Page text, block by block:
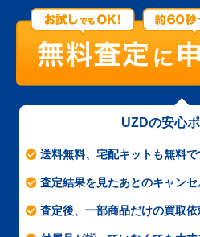
UZDの安心
送料無料、宅配キットも無料で
査定結果を見たあとのキャン
査定後、一部商品だけの買取